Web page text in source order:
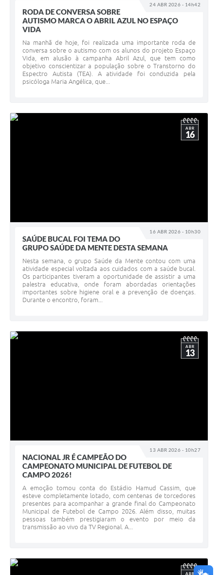
24 ABR 2026 - 14h42
RODA DE CONVERSA SOBRE
AUTISMO MARCA O ABRIL AZUL NO ESPAÇO
VIDA
Na manhã de hoje, foi realizada uma importante roda de
conversa sobre o autismo com os alunos do projeto Espaço
Vida, em alusão à campanha Abril Azul, que tem como
objetivo conscientizar a população sobre o Transtorno do
Espectro Autista (TEA). A atividade foi conduzida pela
psicóloga Maria Angélica, que...
16 ABR 2026 - 10h30
ABR
16
SAÚDE BUCAL FOI TEMA DO
GRUPO SAÚDE DA MENTE DESTA SEMANA
Nesta semana, o grupo Saúde da Mente contou com uma
atividade especial voltada aos cuidados com a saúde bucal.
Os participantes tiveram a oportunidade de assistir a uma
palestra educativa, onde foram abordadas orientações
importantes sobre higiene oral e a prevenção de doenças.
Durante o encontro, foram...
13 ABR 2026 - 10h27
ABR
13
NACIONAL JR É CAMPEÃO DO
CAMPEONATO MUNICIPAL DE FUTEBOL DE
CAMPO 2026!
A emoção tomou conta do Estádio Hamud Cassim, que
esteve completamente lotado, com centenas de torcedores
presentes para acompanhar a grande final do Campeonato
Municipal de Futebol de Campo 2026. Além disso, muitas
pessoas também prestigiaram o evento por meio da
transmissão ao vivo da TV Regional. A...
ABR